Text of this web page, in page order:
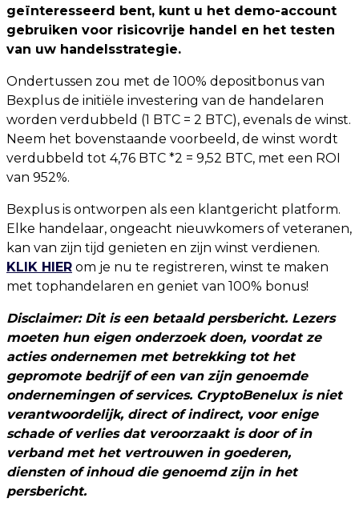
geïnteresseerd bent, kunt u het demo-account
gebruiken voor risicovrije handel en het testen
van uw handelsstrategie.
Ondertussen zou met de 100% depositbonus van
Bexplus de initiële investering van de handelaren
worden verdubbeld (1 BTC = 2 BTC), evenals de winst.
Neem het bovenstaande voorbeeld, de winst wordt
verdubbeld tot 4,76 BTC *2 = 9,52 BTC, met een ROI
van 952%.
Bexplus is ontworpen als een klantgericht platform.
Elke handelaar, ongeacht nieuwkomers of veteranen,
kan van zijn tijd genieten en zijn winst verdienen.
KLIK HIER om je nu te registreren, winst te maken
met tophandelaren en geniet van 100% bonus!
Disclaimer: Dit is een betaald persbericht. Lezers
moeten hun eigen onderzoek doen, voordat ze
acties ondernemen met betrekking tot het
gepromote bedrijf of een van zijn genoemde
ondernemingen of services. CryptoBenelux is niet
verantwoordelijk, direct of indirect, voor enige
schade of verlies dat veroorzaakt is door of in
verband met het vertrouwen in goederen,
diensten of inhoud die genoemd zijn in het
persbericht.